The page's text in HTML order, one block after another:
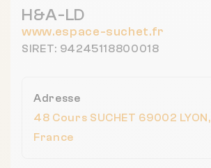
H&A-LD
www.espace-suchet.fr
SIRET: 94245118800018
Adresse
48 Cours SUCHET 69002 LYON,
France